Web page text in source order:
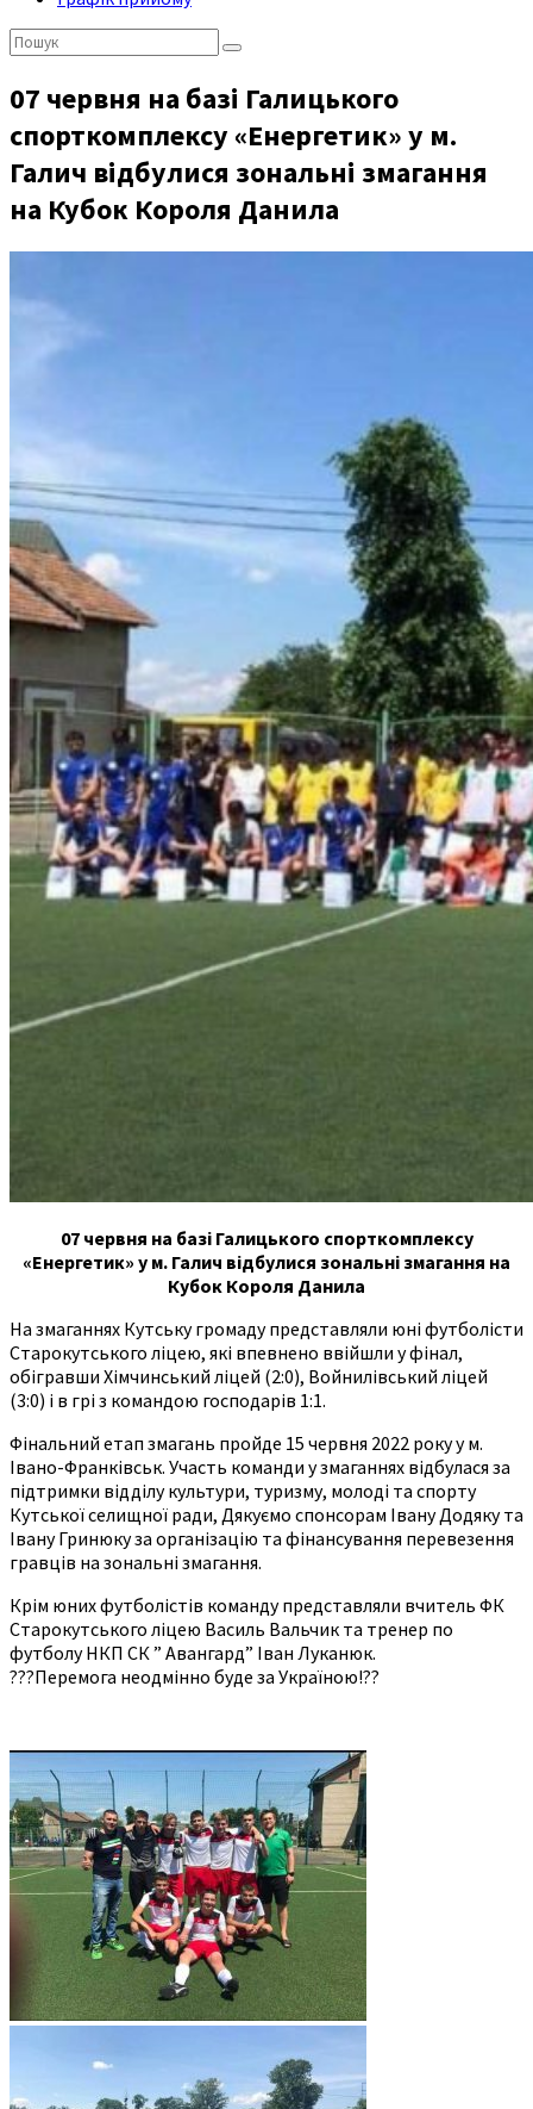
Пошук:
07 червня на базі Галицького
спорткомплексу «Енергетик» у м.
Галич відбулися зональні змагання
на Кубок Короля Данила
07 червня на базі Галицького спорткомплексу
«Енергетик» у м. Галич відбулися зональні змагання на
Кубок Короля Данила
На змаганнях Кутську громаду представляли юні футболісти
Старокутського ліцею, які впевнено ввійшли у фінал,
обігравши Хімчинський ліцей (2:0), Войнилівський ліцей
(3:0) і в грі з командою господарів 1:1.
Фінальний етап змагань пройде 15 червня 2022 року у м.
Івано-Франківськ. Участь команди у змаганнях відбулася за
підтримки відділу культури, туризму, молоді та спорту
Кутської селищної ради, Дякуємо спонсорам Івану Додяку та
Івану Гринюку за організацію та фінансування перевезення
гравців на зональні змагання.
Крім юних футболістів команду представляли вчитель ФК
Старокутського ліцею Василь Вальчик та тренер по
футболу НКП СК ” Авангард” Іван Луканюк.
???Перемога неодмінно буде за Україною!??